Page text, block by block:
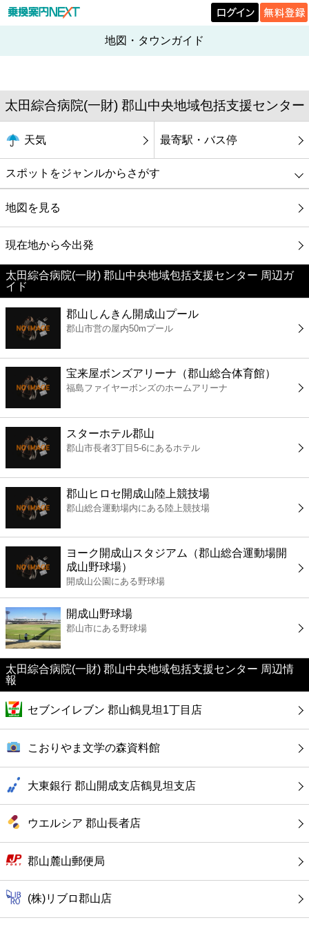
地図・タウンガイド
太田綜合病院(一財) 郡山中央地域包括支援センター
天気 最寄駅・バス停
スポットをジャンルからさがす
グルメ
映画
美容
コンビニ
薬局
スーパー
レジャー
書店
ファミレス
ファーストフード
カフェ
ショッピング
地図を見る
現在地から今出発
太田綜合病院(一財) 郡山中央地域包括支援センター 周辺ガ
イド
郡山しんきん開成山プール
郡山市営の屋内50mプール
宝来屋ボンズアリーナ（郡山総合体育館）
福島ファイヤーボンズのホームアリーナ
スターホテル郡山
郡山市長者3丁目5-6にあるホテル
郡山ヒロセ開成山陸上競技場
郡山総合運動場内にある陸上競技場
ヨーク開成山スタジアム（郡山総合運動場開
成山野球場）
開成山公園にある野球場
開成山野球場
郡山市にある野球場
太田綜合病院(一財) 郡山中央地域包括支援センター 周辺情
報
セブンイレブン 郡山鶴見坦1丁目店
こおりやま文学の森資料館
大東銀行 郡山開成支店鶴見坦支店
ウエルシア 郡山長者店
郡山麓山郵便局
(株)リブロ郡山店